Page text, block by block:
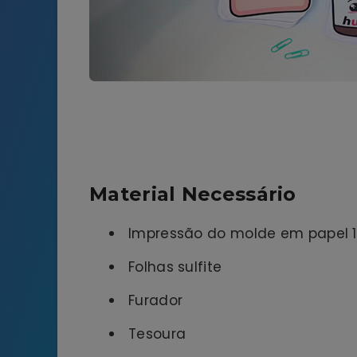
Material Necessário
Impressão do molde em papel
Folhas sulfite
Furador
Tesoura